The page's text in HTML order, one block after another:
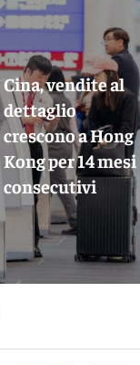
Cina, vendite al
dettaglio
crescono a Hong
Kong per 14 mesi
consecutivi